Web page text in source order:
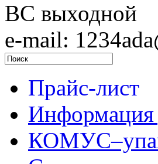
ВС выходной
e-mail:
Прайс-лист
Информация